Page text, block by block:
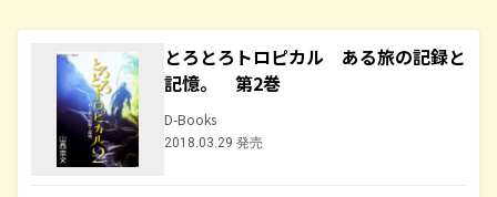
とろとろトロピカル ある旅の記録と
記憶。 第2巻
D-Books
2018.03.29 発売